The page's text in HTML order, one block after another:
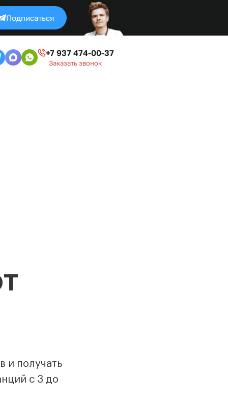
Подписаться
+7 937 474-00-37
Заказать звонок
и получать
с 3 до